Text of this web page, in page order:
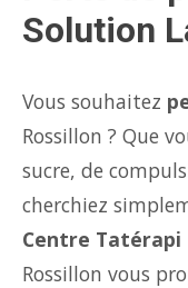
Solution
Vous souhaitez
Rossillon ? Que
sucre, de
cherchiez
Centre Tatérapi
Rossillon vous